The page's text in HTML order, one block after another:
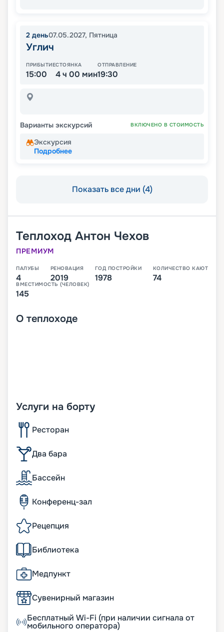
2 день07.05.2027, Пятница
Углич
ПРИБЫТИЕ
15:00
СТОЯНКА
4 ч 00 мин
ОТПРАВЛЕНИЕ
19:30
Варианты экскурсий ВКЛЮЧЕНО В СТОИМОСТЬ
Экскурсия
Подробнее
Показать все дни (4)
Теплоход Антон Чехов
ПРЕМИУМ
ПАЛУБЫ
4
РЕНОВАЦИЯ
2019
ГОД ПОСТРОЙКИ
1978
КОЛИЧЕСТВО КАЮТ
74
ВМЕСТИМОСТЬ (ЧЕЛОВЕК)
145
О теплоходе
Услуги на борту
Ресторан
Два бара
Бассейн
Конференц-зал
Рецепция
Библиотека
Медпункт
Сувенирный магазин
Бесплатный Wi-Fi (при наличии сигнала от
мобильного оператора)